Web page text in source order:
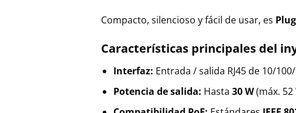
Compacto, silencioso y fácil de usar, es
Características principales del
Interfaz: Entrada / salida RJ45 de 10/
Potencia de salida: Hasta 30 W(máx. 52